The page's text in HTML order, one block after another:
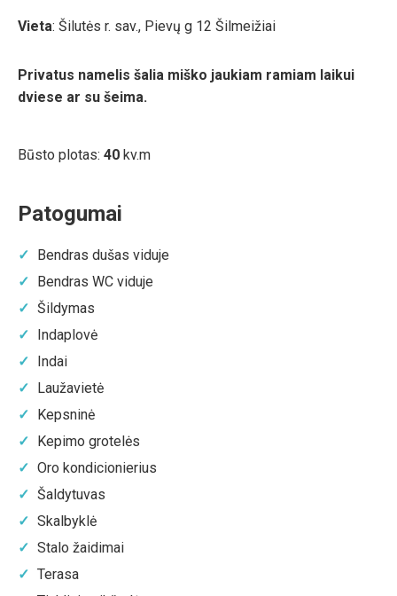
Vieta: Šilutės r. sav., Pievų g 12 Šilmeižiai
Privatus namelis šalia miško jaukiam ramiam laikui
dviese ar su šeima.
Būsto plotas: 40 kv.m
Patogumai
Bendras dušas viduje
Bendras WC viduje
Šildymas
Indaplovė
Indai
Laužavietė
Kepsninė
Kepimo grotelės
Oro kondicionierius
Šaldytuvas
Skalbyklė
Stalo žaidimai
Terasa